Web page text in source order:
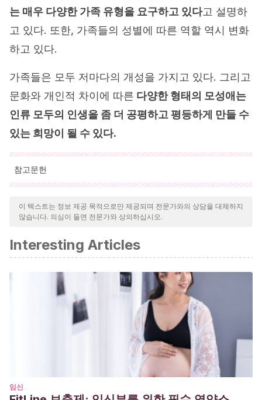
는 매우 다양한 가족 유형을 요구하고 있다고 설명하
고 있다. 또한, 가족들의 성별에 따른 역할 역시 변화
하고 있다.
가족들은 모두 저마다의 개성을 가지고 있다. 그리고
문화와 개인적 차이에 따른 다양한 형태의 모성애는
인류 모두의 인생을 좀 더 공평하고 평등하게 만들 수
있는 희망이 될 수 있다.
참고문헌
인용된 모든 출처는 우리 팀에 의해 집요하게 검토되어 질의의 질,
신뢰성, 시대에 맞음 및 타당성을 보장하기 위해 처리되었습니다.
이 문서의 참고 문헌은 신뢰성이 있으며 학문적 또는 과학적으로 정
(2012). Testimonios por tribus. Kenia: Lamu.
Recuperado de:
https://www.afrikable.org/que-
hacemos/maternity-home/testimonios-partos-por-tribus
Alamillos, M.C.(2016). La maternidad tardía: expresión
contemporánea del patriarcado occidental. Revista de
. nº 16, 15: 213-221. España:
Estado de las madres del mundo.
이 텍스트는 정보 제공 목적으로만 제공되며 전문가와의 상담을 대체하지
않습니다. 의심이 들면 전문가와 상의하십시오.
Interesting Articles
임신